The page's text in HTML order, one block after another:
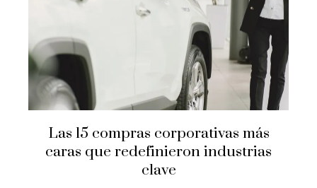
Las 15 compras corporativas más
caras que redefinieron industrias
clave